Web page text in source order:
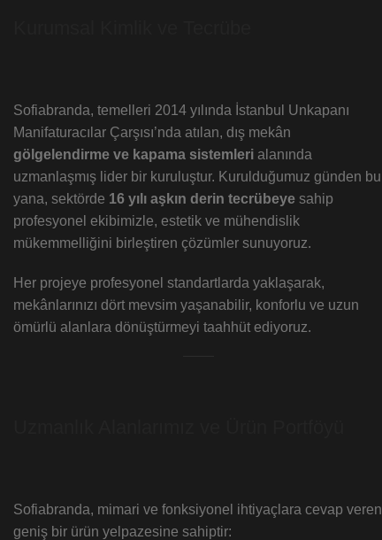
Sofiabranda, temelleri 2014 yılında İstanbul Unkapanı
Manifaturacılar Çarşısı’nda atılan, dış mekân
gölgelendirme ve kapama sistemleri alanında
uzmanlaşmış lider bir kuruluştur. Kurulduğumuz günden bu
yana, sektörde 16 yılı aşkın derin tecrübeye sahip
profesyonel ekibimizle, estetik ve mühendislik
mükemmelliğini birleştiren çözümler sunuyoruz.
Her projeye profesyonel standartlarda yaklaşarak,
mekânlarınızı dört mevsim yaşanabilir, konforlu ve uzun
ömürlü alanlara dönüştürmeyi taahhüt ediyoruz.
Sofiabranda, mimari ve fonksiyonel ihtiyaçlara cevap veren
geniş bir ürün yelpazesine sahiptir: